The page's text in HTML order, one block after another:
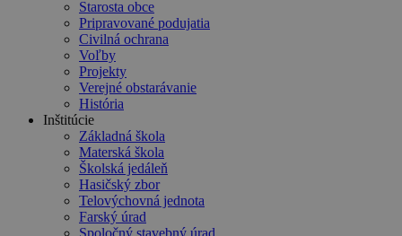
Starosta obce
Pripravované podujatia
Civilná ochrana
Voľby
Projekty
Verejné obstarávanie
História
Inštitúcie
Základná škola
Materská škola
Školská jedáleň
Hasičský zbor
Telovýchovná jednota
Farský úrad
Spoločný stavebný úrad